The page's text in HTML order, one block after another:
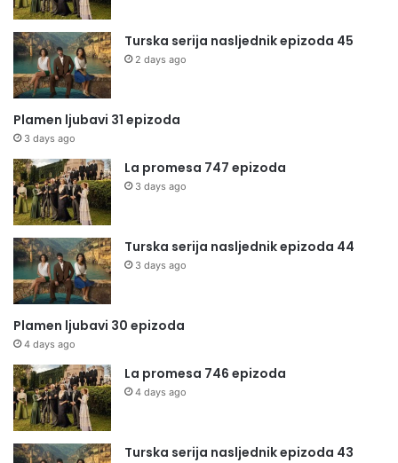
Turska serija nasljednik epizoda 45
2 days ago
Plamen ljubavi 31 epizoda
3 days ago
La promesa 747 epizoda
3 days ago
Turska serija nasljednik epizoda 44
3 days ago
Plamen ljubavi 30 epizoda
4 days ago
La promesa 746 epizoda
4 days ago
Turska serija nasljednik epizoda 43